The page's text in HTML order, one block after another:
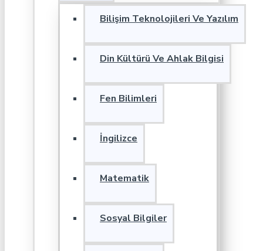
Bilişim Teknolojileri Ve Yazılım
Din Kültürü Ve Ahlak Bilgisi
Fen Bilimleri
İngilizce
Matematik
Sosyal Bilgiler